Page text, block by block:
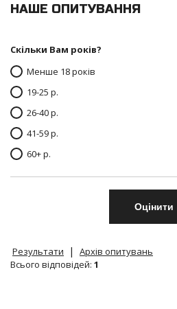
НАШЕ ОПИТУВАННЯ
Скільки Вам років?
Менше 18 років
19-25 р.
26-40 р.
41-59 р.
60+ р.
Результати |
Архів опитувань
Всього відповідей: 1